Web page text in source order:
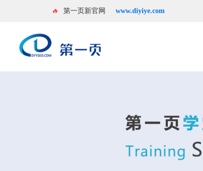
🔥 第一页新官网 www.diyiye.com